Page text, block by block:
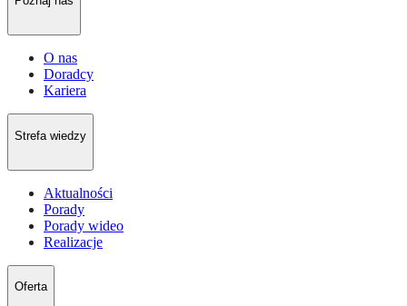
O nas
Doradcy
Kariera
Strefa wiedzy
Aktualności
Porady
Porady wideo
Realizacje
Oferta